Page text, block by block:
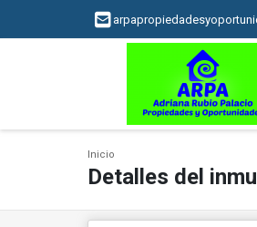
Inicio
Detalles del